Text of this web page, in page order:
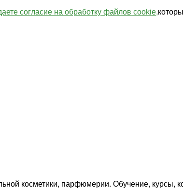
согласие на обработку файлов cookie,
косметики, парфюмерии. Обучение, курсы,